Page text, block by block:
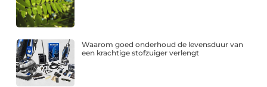
Waarom goed onderhoud de levensduur van
een krachtige stofzuiger verlengt